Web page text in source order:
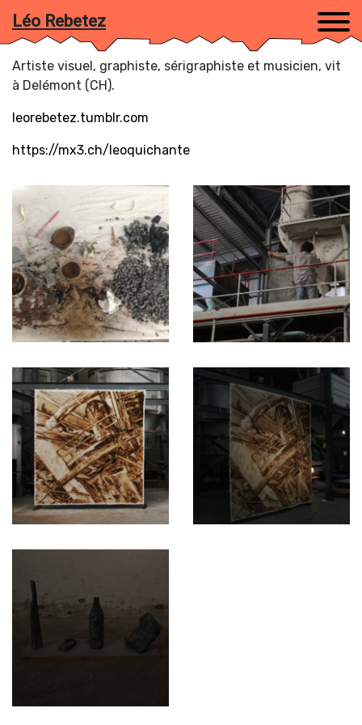
Artistes (A-Z)/Sessions
Agathe Frasson-Cochet
Andrea Sanchez
Anna et Léon
Annette De Pover
Antoine Rubin
Arnaud Blondel et Roméo Bron Bi
Aude Barrio et Barbara Meuli
Audrey La Delfa
Aurélia Vuillermoz et Julienne Jattiot
Bettina Diel
Carole Schafroth
Caroline Schindelholz
Charlotte Riondel
Chengbei Duan
Claire Dessimoz et Bruno Robyr
Danaé Leitenberg
David Meroni
Davide-Christelle Sanvee
Delphine Depres
Léo Rebetez
Artiste visuel, graphiste, sérigraphiste et musicien, vit
à Delémont (CH).
leorebetez.tumblr.com
https://mx3.ch/leoquichante